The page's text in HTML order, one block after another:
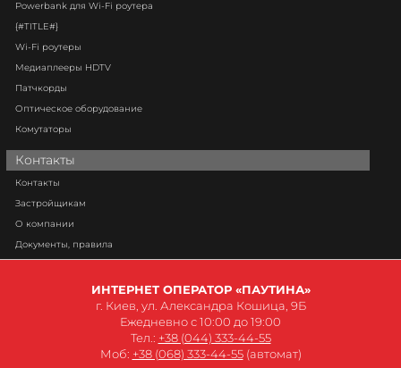
Powerbank для Wi-Fi роутера
{#TITLE#}
Wi-Fi роутеры
Медиаплееры HDTV
Патчкорды
Оптическое оборудование
Комутаторы
Контакты
Контакты
Застройщикам
О компании
Документы, правила
ИНТЕРНЕТ ОПЕРАТОР «ПАУТИНА»
г. Киев, ул. Александра Кошица, 9Б
Ежедневно с 10:00 до 19:00
Тел.: +38 (044) 333-44-55
Моб: +38 (068) 333-44-55(автомат)